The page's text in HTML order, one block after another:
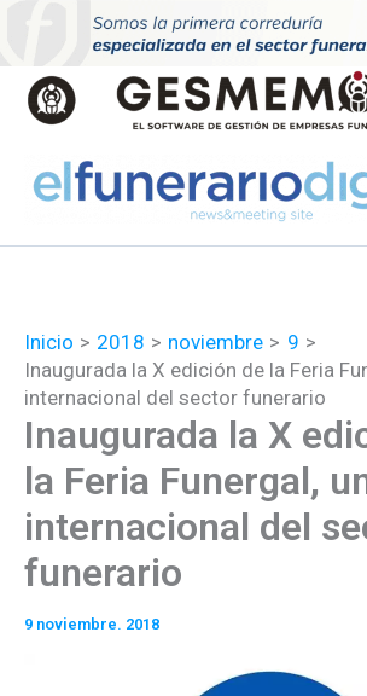
contenido
Inicio 2018 noviembre
9
Inaugurada la X edición de la Feria
internacional del sector funerario
Inaugurada la X
la Feria Funergal,
internacional del
funerario
9 noviembre. 2018